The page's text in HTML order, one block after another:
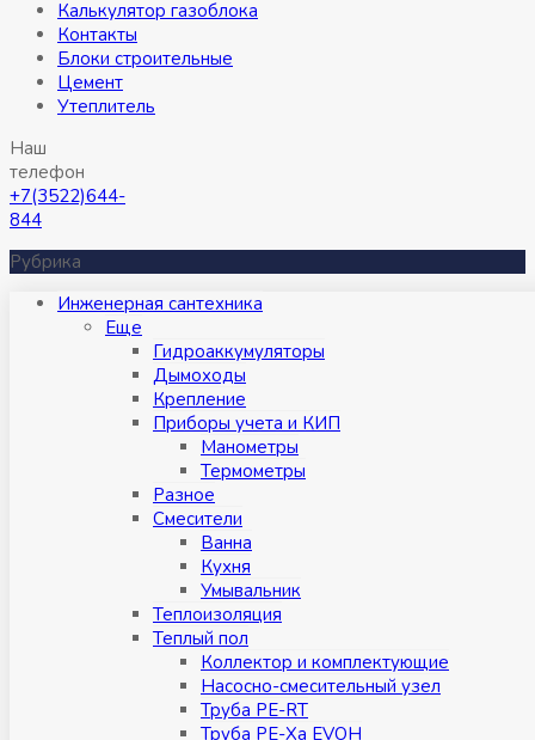
Калькулятор газоблока
Контакты
Блоки строительные
Цемент
Утеплитель
Наш
телефон
+7(3522)644-
844
Рубрика
Инженерная сантехника
Eще
Гидроаккумуляторы
Дымоходы
Крепление
Приборы учета и КИП
Манометры
Термометры
Разное
Смесители
Ванна
Кухня
Умывальник
Теплоизоляция
Теплый пол
Коллектор и комплектующие
Насосно-смесительный узел
Труба PE-RT
Труба PE-Xa EVOH